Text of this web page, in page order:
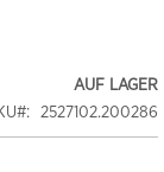
AUF LAGER
2527102.200286